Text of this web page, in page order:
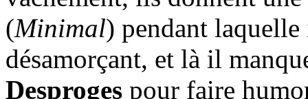
(Minimal) pendant
désamorçant, et là il
Desproges pour faire